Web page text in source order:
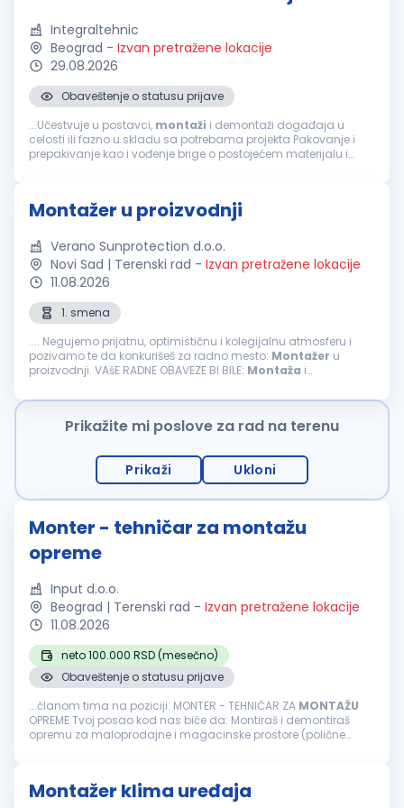
Integraltehnic
Beograd - Izvan pretražene lokacije
29.08.2026
Obaveštenje o statusu prijave
...Učestvuje u postavci, montaži i demontaži događaja u
celosti ili fazno u skladu sa potrebama projekta Pakovanje i
prepakivanje kao i vođenje brige o postojećem materijalu i
Montažer u proizvodnji
Verano Sunprotection d.o.o.
Novi Sad | Terenski rad - Izvan pretražene lokacije
11.08.2026
1. smena
.... Negujemo prijatnu, optimističnu i kolegijalnu atmosferu i
pozivamo te da konkurišeš za radno mesto: Montažer u
proizvodnji. VAšE RADNE OBAVEZE BI BILE: Montaža i
zahtevanom kvalitetu ...
Prikažite mi poslove za rad na terenu
Prikaži Ukloni
Monter - tehničar za montažu
opreme
Input d.o.o.
Beograd | Terenski rad - Izvan pretražene lokacije
11.08.2026
neto 100.000 RSD (mesečno)
Obaveštenje o statusu prijave
...članom tima na poziciji: MONTER - TEHNIČAR ZA MONTAŽU
OPREME Tvoj posao kod nas biće da: Montiraš i demontiraš
opremu za maloprodajne i magacinske prostore (polične
Montažer klima uređaja